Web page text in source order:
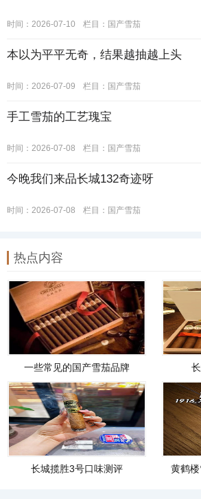
时间：2026-07-10 栏目： 国产雪茄
本以为平平无奇，结果越抽越上头
时间：2026-07-09 栏目： 国产雪茄
手工雪茄的工艺瑰宝
时间：2026-07-08 栏目： 国产雪茄
今晚我们来品长城132奇迹呀
时间：2026-07-08 栏目： 国产雪茄
热点内容
一些常见的国产雪茄品牌
长城揽胜3号口味测评 黄鹤楼